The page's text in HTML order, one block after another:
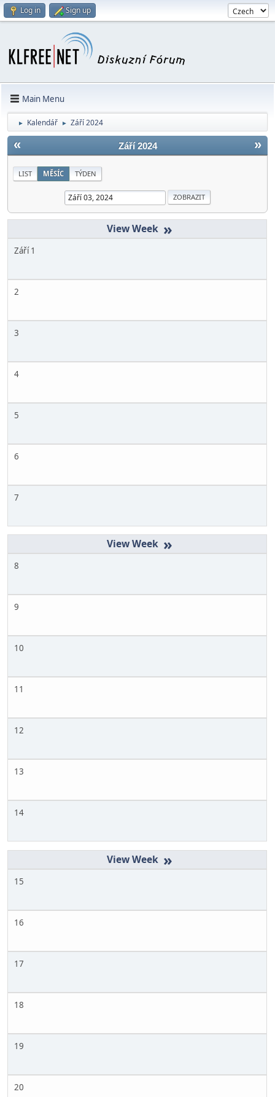
Log in Sign up
Main Menu
► Kalendář ► Září 2024
« »
Září 2024
LIST MĚSÍC TÝDEN
»
Září 1
2
3
4
5
6
7
»
8
9
10
11
12
13
14
»
15
16
17
18
19
20